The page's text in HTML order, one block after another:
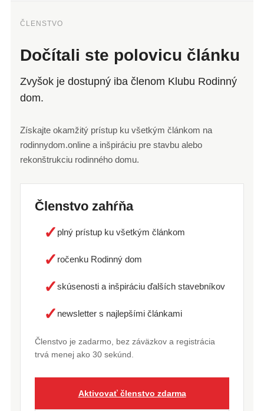
ČLENSTVO
Dočítali ste polovicu článku
Zvyšok je dostupný iba členom Klubu Rodinný
dom.
Získajte okamžitý prístup ku všetkým článkom na
rodinnydom.online a inšpiráciu pre stavbu alebo
rekonštrukciu rodinného domu.
Členstvo zahŕňa
✓ plný prístup ku všetkým článkom
✓ ročenku Rodinný dom
✓skúsenosti a inšpiráciu ďalších stavebníkov
✓ newsletter s najlepšími článkami
Členstvo je zadarmo, bez záväzkov a registrácia
trvá menej ako 30 sekúnd.
Aktivovať členstvo zdarma